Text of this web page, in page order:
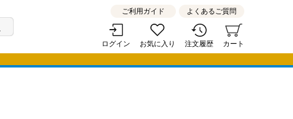
ご利用ガイド よくあるご質問
ログイン お気に入り 注文履歴 カート